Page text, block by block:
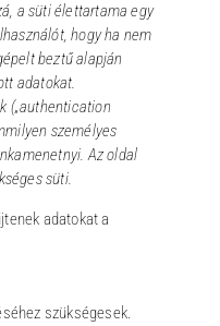
a süti élettartama egy
hogy ha nem
beztű alapján
adatokat.
(„authentication
személyes
Az oldal
süti.
adatokat a
szükségesek.